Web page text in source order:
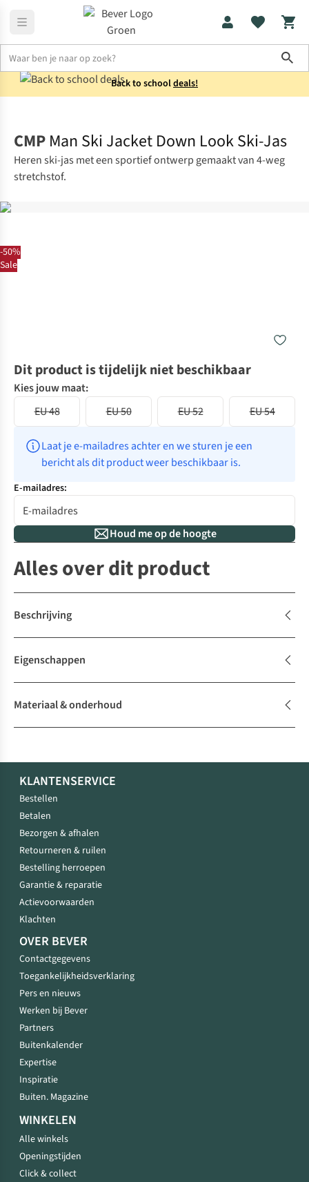
Back to schooldeals!
-50%
Sale
CMP Man Ski Jacket Down Look Ski-Jas
Heren ski-jas met een sportief ontwerp gemaakt van 4-weg
stretchstof.
Dit product is tijdelijk niet beschikbaar
Kies jouw maat:
EU 48
EU 50 EU 52 EU 54
Laat je e-mailadres achter en we sturen je een
bericht als dit product weer beschikbaar is.
E-mailadres:
Houd me op de hoogte
Alles over dit product
Beschrijving
Eigenschappen
Materiaal & onderhoud
KLANTENSERVICE
Bestellen
Betalen
Bezorgen & afhalen
Retourneren & ruilen
Bestelling herroepen
Garantie & reparatie
Actievoorwaarden
Klachten
OVER BEVER
Contactgegevens
Toegankelijkheidsverklaring
Pers en nieuws
Werken bij Bever
Partners
Buitenkalender
Expertise
Inspiratie
Buiten. Magazine
WINKELEN
Alle winkels
Openingstijden
Click & collect